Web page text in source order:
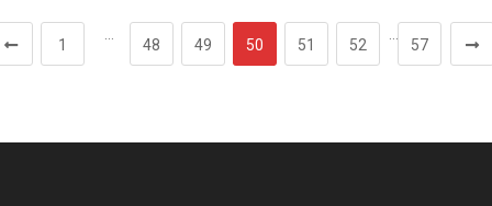
1 48 49 50 51 52 57